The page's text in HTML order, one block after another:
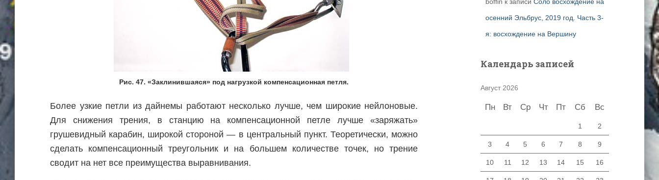
Рис. 47. «Заклинившаяся» под нагрузкой компенсационная петля.
Более узкие петли из дайнемы работают несколько лучше, чем широкие нейлоновые.
Для снижения трения, в станцию на компенсационной петле лучше «заряжать»
грушевидный карабин, широкой стороной — в центральный пункт. Теоретически, можно
сделать компенсационный треугольник и на большем количестве точек, но трение
сводит на нет все преимущества выравнивания.
boffin к записи Соло восхождение на
осенний Эльбрус, 2019 год. Часть 3-
я: восхождение на Вершину
Календарь записей
Август 2026
Пн Вт Ср Чт Пт Сб Вс
1 2
3 4 5 6 7 8 9
10 11 12 13 14 15 16